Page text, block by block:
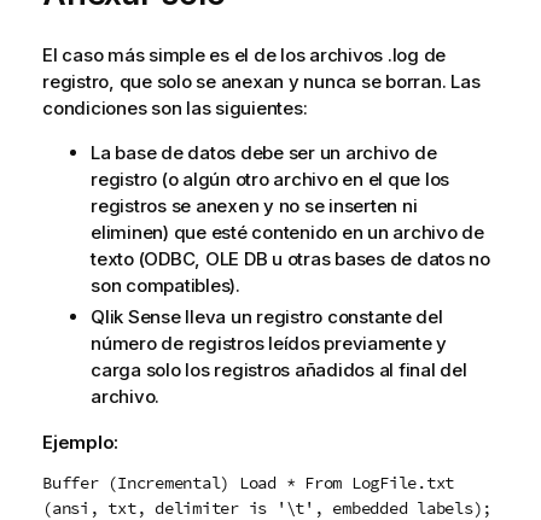
El caso más simple es el de los archivos .log de
registro, que solo se anexan y nunca se borran. Las
condiciones son las siguientes:
La base de datos debe ser un archivo de
registro (o algún otro archivo en el que los
registros se anexen y no se inserten ni
eliminen) que esté contenido en un archivo de
texto (ODBC, OLE DB u otras bases de datos no
son compatibles).
Qlik Senselleva un registro constante del
número de registros leídos previamente y
carga solo los registros añadidos al final del
archivo.
Ejemplo:
Buffer (Incremental) Load * From LogFile.txt
(ansi, txt, delimiter is '\t', embedded labels);